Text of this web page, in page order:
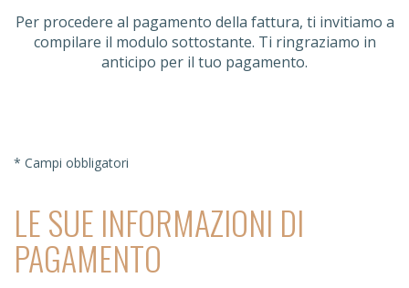
Per procedere al pagamento della fattura, ti invitiamo a
compilare il modulo sottostante. Ti ringraziamo in
anticipo per il tuo pagamento.
* Campi obbligatori
LE SUE INFORMAZIONI DI
PAGAMENTO